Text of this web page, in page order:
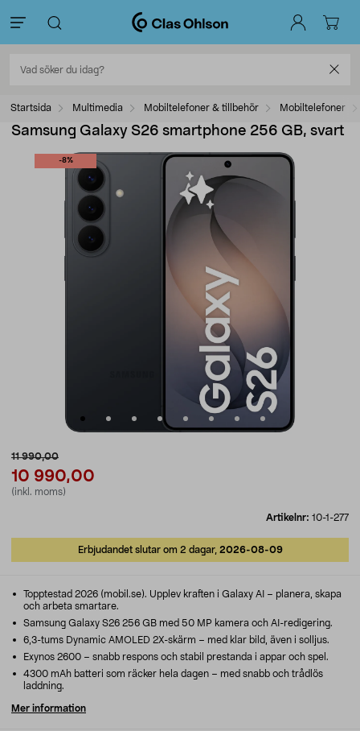
Startsida Multimedia Mobiltelefoner & tillbehör Mobiltelefoner
Samsung Galaxy S26 smartphone 256 GB, svart
-8%
11 990,00
10 990,00
(inkl. moms)
Artikelnr: 10-1-277
Erbjudandet slutar om 2 dagar, 2026-08-09
Topptestad 2026 (mobil.se). Upplev kraften i Galaxy AI – planera, skapa
och arbeta smartare.
Samsung Galaxy S26 256 GB med 50 MP kamera och AI-redigering.
6,3-tums Dynamic AMOLED 2X-skärm – med klar bild, även i solljus.
Exynos 2600 – snabb respons och stabil prestanda i appar och spel.
4300 mAh batteri som räcker hela dagen – med snabb och trådlös
laddning.
Mer information